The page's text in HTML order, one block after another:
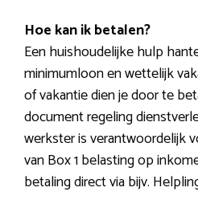
Hoe kan ik betalen?
Een huishoudelijke hulp
minimumloon en wettelijk
of vakantie dien je door te
document regeling
werkster is verantwoordelijk
van Box 1 belasting op
betaling direct via bijv.